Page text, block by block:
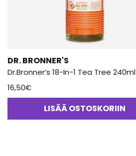
DR. BRONNER'S
Dr.Bronner’s 18-In-1 Tea Tree 240ml
16,50€
LISÄÄ OSTOSKORIIN